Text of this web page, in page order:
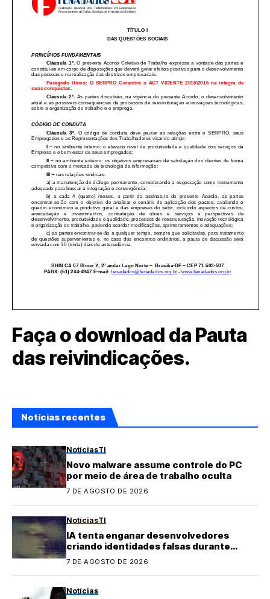
Faça o download da Pauta
das reivindicações.
Notícias recentes
NotíciasTI
Novo malware assume controle do PC
por meio de área de trabalho oculta
7 DE AGOSTO DE 2026
NotíciasTI
IA tenta enganar desenvolvedores
criando identidades falsas durante
testes
7 DE AGOSTO DE 2026
Notícias